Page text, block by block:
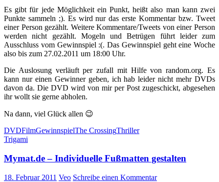
Es gibt für jede Möglichkeit ein Punkt, heißt also man kann zwei
Punkte sammeln ;). Es wird nur das erste Kommentar bzw. Tweet
einer Person gezählt. Weitere Kommentare/Tweets von einer Person
werden nicht gezählt. Mogeln und Betrügen führt leider zum
Ausschluss vom Gewinnspiel :(. Das Gewinnspiel geht eine Woche
also bis zum 27.02.2011 um 18:00 Uhr.
Die Auslosung verläuft per zufall mit Hilfe von random.org. Es
kann nur einen Gewinner geben, ich hab leider nicht mehr DVDs
davon da. Die DVD wird von mir per Post zugeschickt, abgesehen
ihr wollt sie gerne abholen.
Na dann, viel Glück allen 😉
DVDFilmGewinnspielThe CrossingThriller
Trigami
Mymat.de – Individuelle Fußmatten gestalten
18. Februar 2011 Veo Schreibe einen Kommentar